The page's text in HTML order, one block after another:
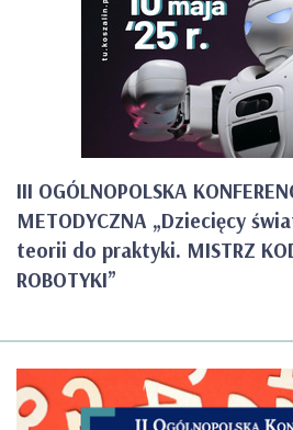
III OGÓLNOPOLSKA
METODYCZNA „Dziecięcy
teorii do praktyki. MISTRZ
ROBOTYKI”